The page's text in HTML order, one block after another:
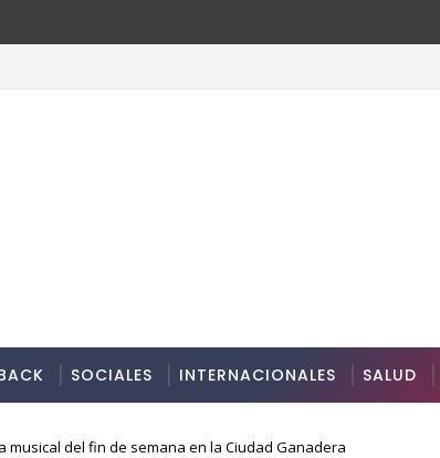
SOCIALES INTERNACIONALES SALUD
musical del fin de semana en la Ciudad Ganadera